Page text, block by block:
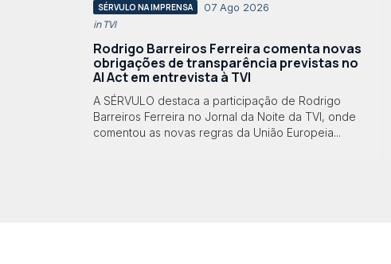
SÉRVULO NA IMPRENSA 07 Ago 2026
in TVI
Rodrigo Barreiros Ferreira comenta novas
obrigações de transparência previstas no
AI Act em entrevista à TVI
A SÉRVULO destaca a participação de Rodrigo
Barreiros Ferreira no Jornal da Noite da TVI, onde
comentou as novas regras da União Europeia...